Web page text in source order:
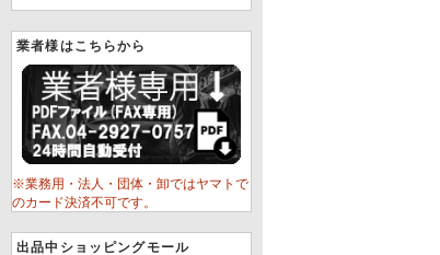
業者様はこちらから
※業務用・法人・団体・卸ではヤマトで
のカード決済不可です。
出品中ショッピングモール